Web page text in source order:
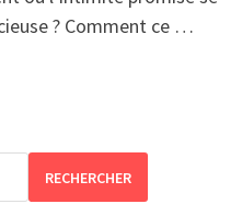
? Comment ce …
RECHERCHER